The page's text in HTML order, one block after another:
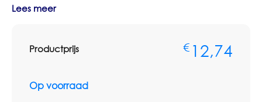
Omnimar voor persoonlijk advies of een
aantallen, voorraadbeheer en zakelijke
prijsafspraken.
Lees meer
Productprijs € 12,74
Op voorraad